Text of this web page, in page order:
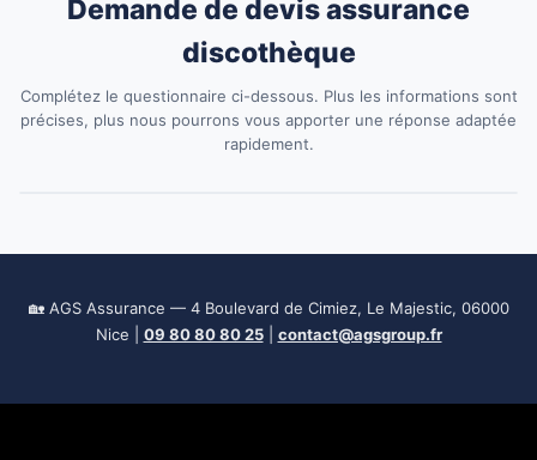
Demande de devis assurance
discothèque
Complétez le questionnaire ci-dessous. Plus les informations sont
précises, plus nous pourrons vous apporter une réponse adaptée
rapidement.
🏡 AGS Assurance — 4 Boulevard de Cimiez, Le Majestic, 06000
Nice | 09 80 80 80 25| contact@agsgroup.fr